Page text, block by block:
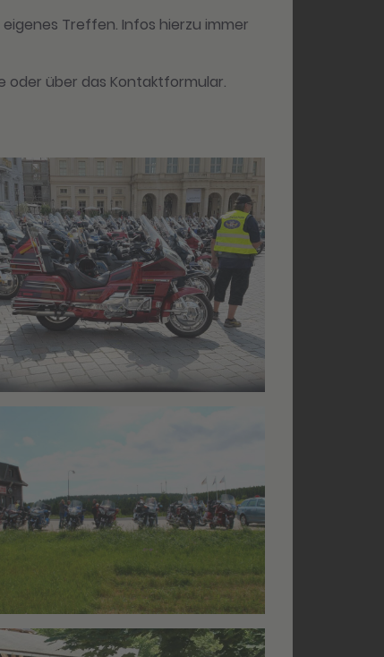
Treffen. Infos hierzu immer
oder über das Kontaktformular.